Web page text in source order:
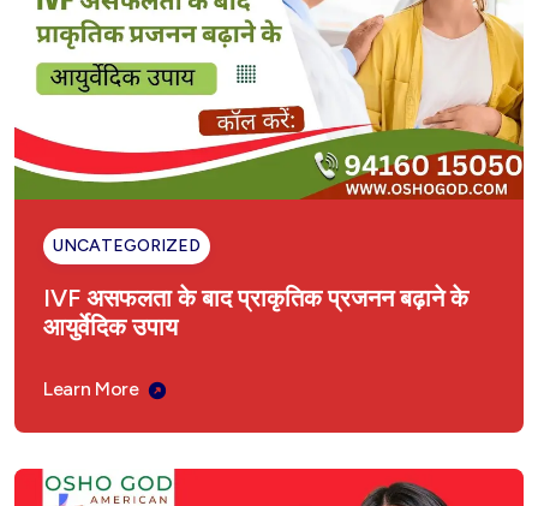
UNCATEGORIZED
IVF असफलता के बाद प्राकृतिक प्रजनन बढ़ाने के
आयुर्वेदिक उपाय
Learn More